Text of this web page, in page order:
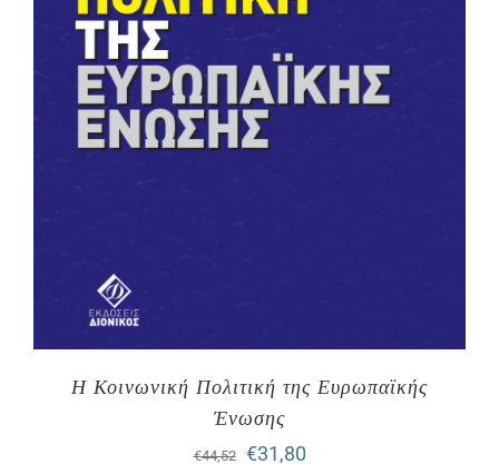
Η Κοινωνική Πολιτική της Ευρωπαϊκής
Ένωσης
€44,52
Original
€31,80Η